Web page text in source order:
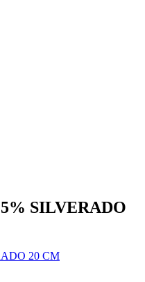
SILVERADO
20 CM